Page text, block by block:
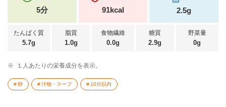
5分 91kcal 2.5g
たんぱく質
5.7g
脂質
1.0g
食物繊維
0.0g
糖質
2.9g
野菜量
0g
※ １人あたりの栄養成分を表示。
卵 汁物・スープ 10分以内